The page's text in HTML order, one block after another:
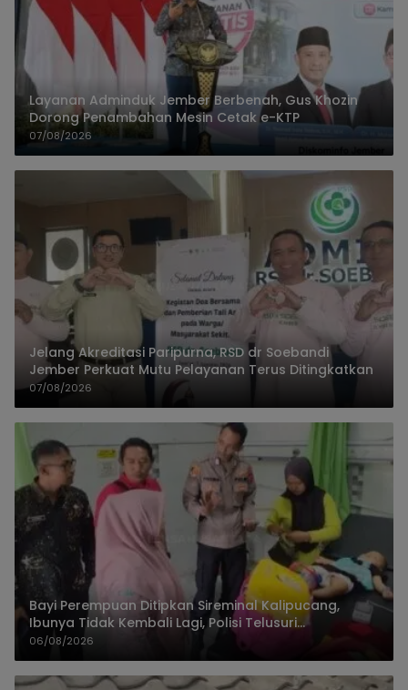
Layanan Adminduk Jember Berbenah, Gus Khozin
Dorong Penambahan Mesin Cetak e-KTP
07/08/2026
Jelang Akreditasi Paripurna, RSD dr Soebandi
Jember Perkuat Mutu Pelayanan Terus Ditingkatkan
07/08/2026
Bayi Perempuan Ditipkan Sireminal Kalipucang,
Ibunya Tidak Kembali Lagi, Polisi Telusuri
Keberadaan Orang Tua
06/08/2026